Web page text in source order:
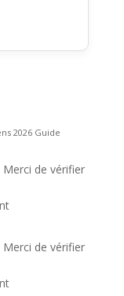
2026 Guide
de vérifier
de vérifier